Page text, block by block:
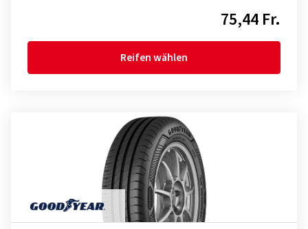
75,44 Fr.
Reifen wählen